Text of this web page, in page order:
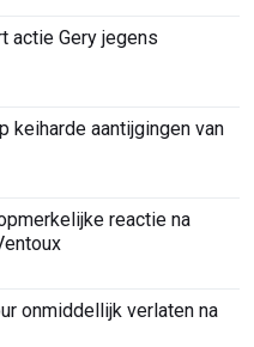
actie Gery jegens
keiharde aantijgingen van
reactie na
onmiddellijk verlaten na